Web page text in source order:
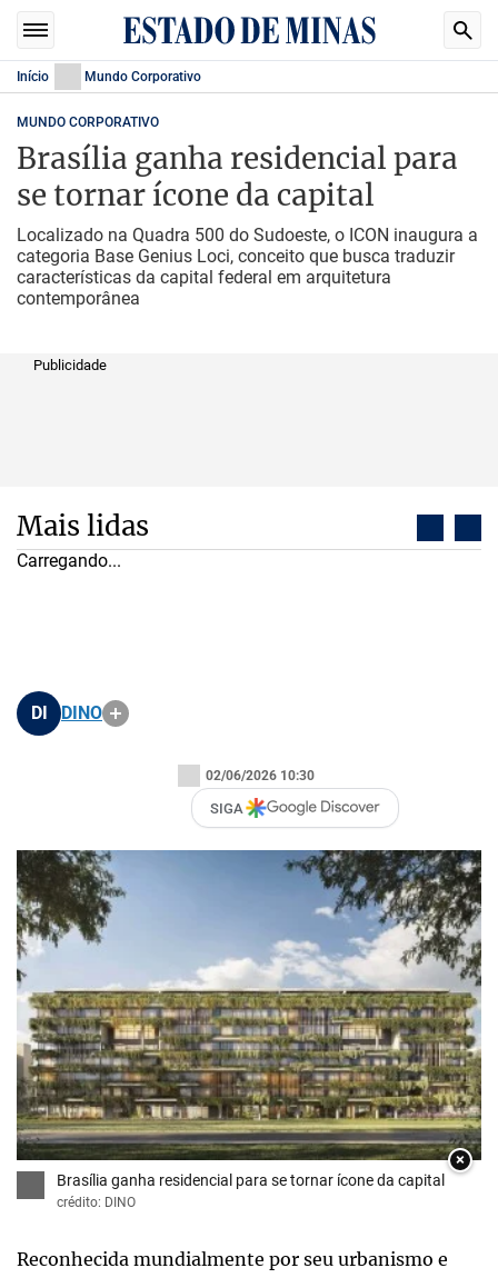
Início Mundo Corporativo
MUNDO CORPORATIVO
Brasília ganha residencial para
se tornar ícone da capital
Localizado na Quadra 500 do Sudoeste, o ICON inaugura a
categoria Base Genius Loci, conceito que busca traduzir
características da capital federal em arquitetura
contemporânea
Publicidade
Mais lidas
DI DINO
02/06/2026 10:30
SIGA
×
Brasília ganha residencial para se tornar ícone da capital
crédito: DINO
Reconhecida mundialmente por seu urbanismo e